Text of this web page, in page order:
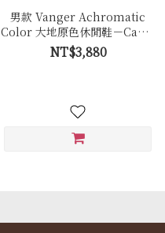
男款 Vanger Achromatic
Color 大地原色休閒鞋－Ca001
卵石白色(牛皮拼接反毛皮)
NT$3,880